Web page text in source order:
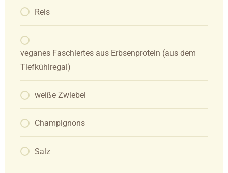
Reis
veganes Faschiertes aus Erbsenprotein (aus dem
Tiefkühlregal)
weiße Zwiebel
Champignons
Salz